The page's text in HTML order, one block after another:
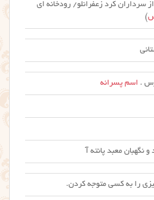
کرد زعفرانلو/ رودخانه ای
)
. اسم پسرانه
نگهبان معبد پانته آ
را به کسی متوجه کردن.